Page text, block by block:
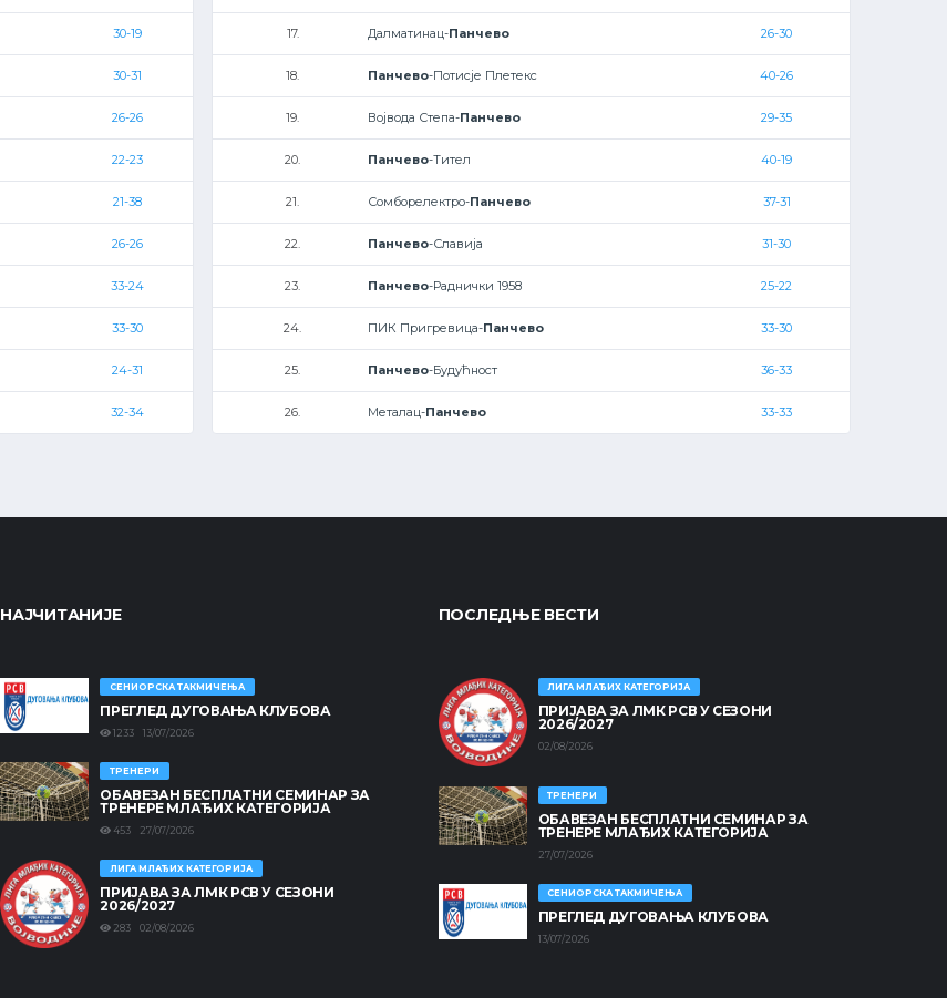
30-19
30-31
26-26
22-23
21-38
26-26
33-24
33-30
24-31
32-34
17. Далматинац-Панчево 26-30
18. Панчево-Потисје Плетекс 40-26
19. Војвода Степа-Панчево 29-35
20. Панчево-Тител 40-19
21. Сомборелектро-Панчево 37-31
22. Панчево-Славија 31-30
23. Панчево-Раднички 1958 25-22
24. ПИК Пригревица-Панчево 33-30
25. Панчево-Будућност 36-33
26. Металац-Панчево 33-33
НАЈЧИТАНИЈЕ
СЕНИОРСКА ТАКМИЧЕЊА
ПРЕГЛЕД ДУГОВАЊА КЛУБОВА
1233 13/07/2026
ТРЕНЕРИ
ОБАВЕЗАН БЕСПЛАТНИ СЕМИНАР ЗА
ТРЕНЕРЕ МЛАЂИХ КАТЕГОРИЈА
453 27/07/2026
ЛИГА МЛАЂИХ КАТЕГОРИЈА
ПРИЈАВА ЗА ЛМК РСВ У СЕЗОНИ
2026/2027
283 02/08/2026
ПОСЛЕДЊЕ ВЕСТИ
ЛИГА МЛАЂИХ КАТЕГОРИЈА
ПРИЈАВА ЗА ЛМК РСВ У СЕЗОНИ
2026/2027
02/08/2026
ТРЕНЕРИ
ОБАВЕЗАН БЕСПЛАТНИ СЕМИНАР ЗА
ТРЕНЕРЕ МЛАЂИХ КАТЕГОРИЈА
27/07/2026
СЕНИОРСКА ТАКМИЧЕЊА
ПРЕГЛЕД ДУГОВАЊА КЛУБОВА
13/07/2026